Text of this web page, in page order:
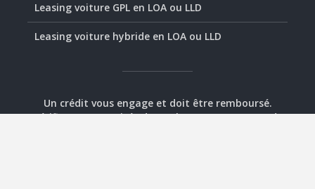
Leasing voiture GPL en LOA ou LLD
Leasing voiture hybride en LOA ou LLD
Un crédit vous engage et doit être remboursé.
Vérifiez vos capacités de remboursement avant de